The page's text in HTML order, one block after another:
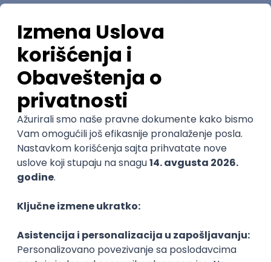
Smerovi
Ocene
Pomozi nam da saznamo više o ovom
fakultetu
Nastavni kadar